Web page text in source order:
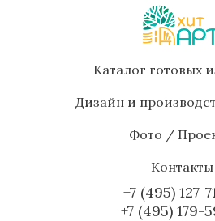
Каталог готовых
Дизайн и
Фото /
Контакты
+7 (495) 127-
+7 (495) 179-